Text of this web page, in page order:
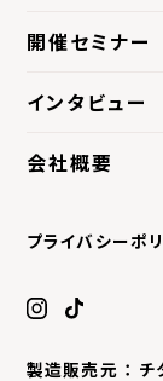
開催セミナー
インタビュー
会社概要
プライバシーポ
製造販売元 ：